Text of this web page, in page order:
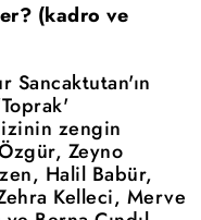
(kadro ve
Sancaktutan'ın
zengin
Zeyno
Halil Babür,
Kelleci, Merve